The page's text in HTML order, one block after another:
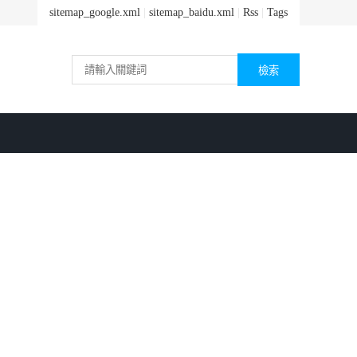
sitemap_google.xml sitemap_baidu.xml Rss Tags